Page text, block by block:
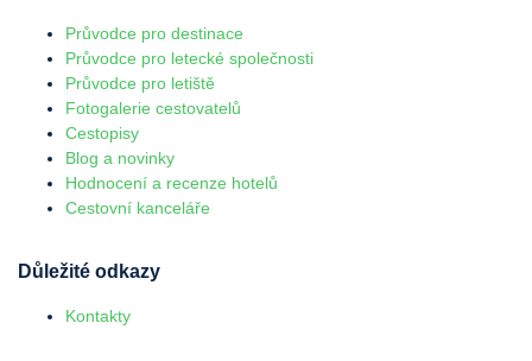
Průvodce pro destinace
Průvodce pro letecké společnosti
Průvodce pro letiště
Fotogalerie cestovatelů
Cestopisy
Blog a novinky
Hodnocení a recenze hotelů
Cestovní kanceláře
Důležité odkazy
Kontakty